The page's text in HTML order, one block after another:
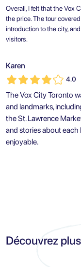
Overall, I felt that the Vox
the price. The tour
introduction to the city,
visitors.
Karen
4.0
The Vox City Toronto
and landmarks,
the St. Lawrence
and stories about
enjoyable.
Découvrez